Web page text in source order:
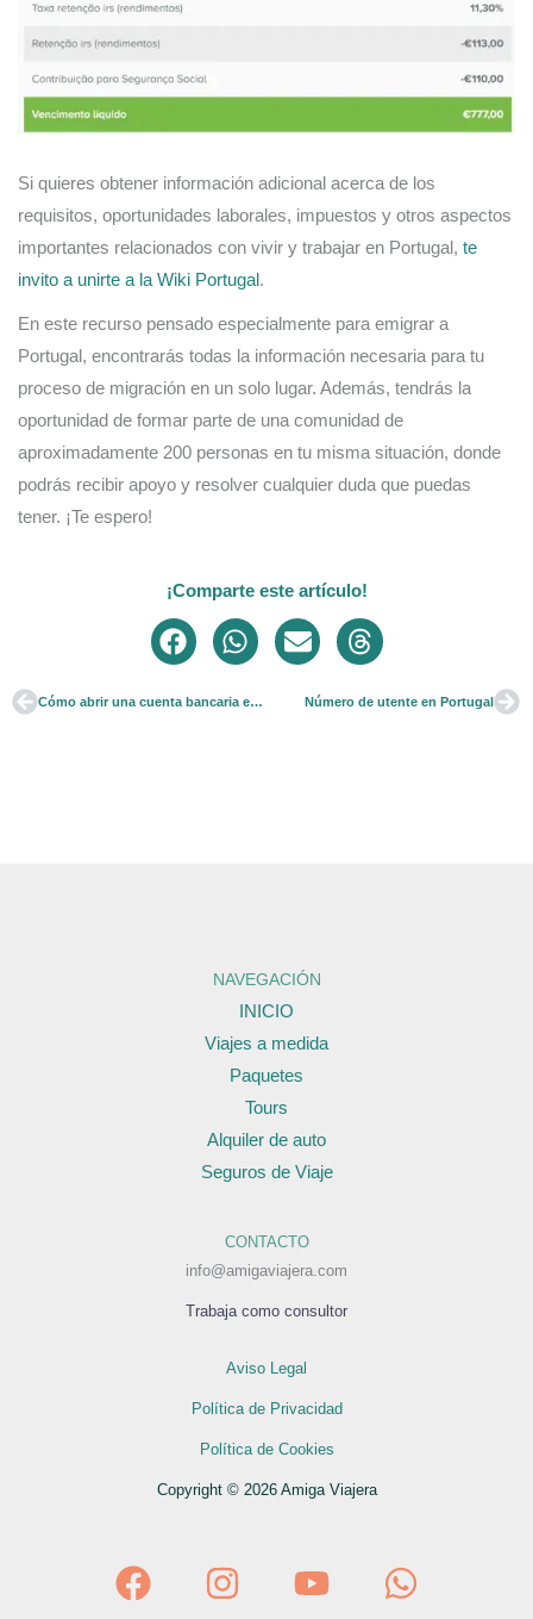
Si quieres obtener información adicional acerca de los
requisitos, oportunidades laborales, impuestos y otros aspectos
importantes relacionados con vivir y trabajar en Portugal, te
invito a unirte a la Wiki Portugal.
En este recurso pensado especialmente para emigrar a
Portugal, encontrarás todas la información necesaria para tu
proceso de migración en un solo lugar. Además, tendrás la
oportunidad de formar parte de una comunidad de
aproximadamente 200 personas en tu misma situación, donde
podrás recibir apoyo y resolver cualquier duda que puedas
tener. ¡Te espero!
¡Comparte este artículo!
Ant Cómo abrir una cuenta bancaria en Portugal en 2023 Número de utente en Portugal
NAVEGACIÓN
INICIO
Viajes a medida
Paquetes
Tours
Alquiler de auto
Seguros de Viaje
CONTACTO
info@amigaviajera.com
Trabaja como consultor
Aviso Legal
Política de Privacidad
Política de Cookies
Copyright © 2026 Amiga Viajera